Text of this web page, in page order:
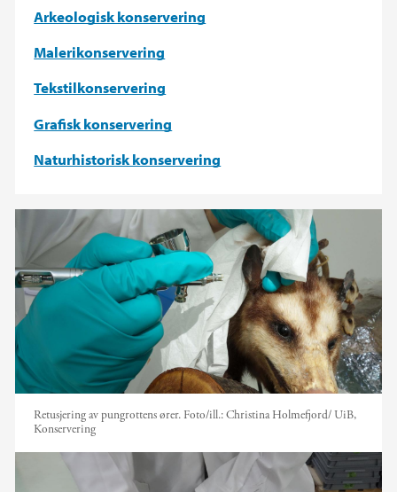
Arkeologisk konservering
Malerikonservering
Tekstilkonservering
Grafisk konservering
Naturhistorisk konservering
Retusjering av pungrottens ører. Foto/ill.:Christina Holmefjord/ UiB,
Konservering